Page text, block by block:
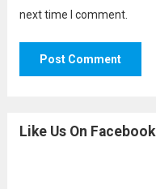
next time I comment.
Like Us On Facebook